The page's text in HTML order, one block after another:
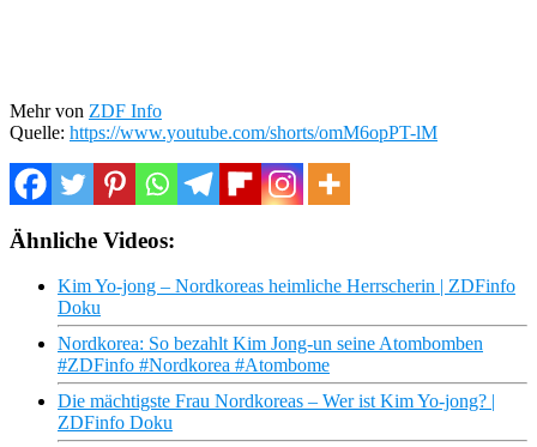
Mehr von ZDF Info
Quelle: https://www.youtube.com/shorts/omM6opPT-lM
Ähnliche Videos:
Kim Yo-jong – Nordkoreas heimliche Herrscherin | ZDFinfo
Doku
Nordkorea: So bezahlt Kim Jong-un seine Atombomben
#ZDFinfo #Nordkorea #Atombome
Die mächtigste Frau Nordkoreas – Wer ist Kim Yo-jong? |
ZDFinfo Doku